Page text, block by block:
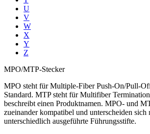
U
V
W
X
Y
Z
MPO/MTP-Stecker
MPO steht für Multiple-Fiber Push-On/Pull-
Standard. MTP steht für Multifiber
beschreibt einen Produktnamen. MPO- und
zueinander kompatibel und unterscheiden sich
unterschiedlich ausgeführte Führungsstifte.